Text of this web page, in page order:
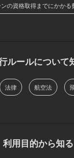
の資格取得までにかかる
ルールについて
法律 航空法
利用目的から知る